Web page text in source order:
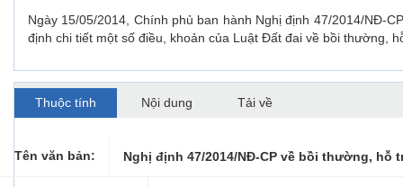
Ngày 15/05/2014, Chính phủ ban hành Nghị định 47/2014/NĐ-
định chi tiết một số điều, khoản của Luật Đất đai về bồi thường,
Thuộc tính Nội dung Tải về
Tên văn bản: Nghị định 47/2014/NĐ-CP về bồi thường,